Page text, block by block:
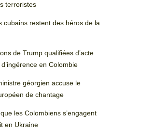
terroristes
cubains restent des héros de la
de Trump qualifiées d’acte
en Colombie
géorgien accuse le
de chantage
les Colombiens s’engagent
en Ukraine